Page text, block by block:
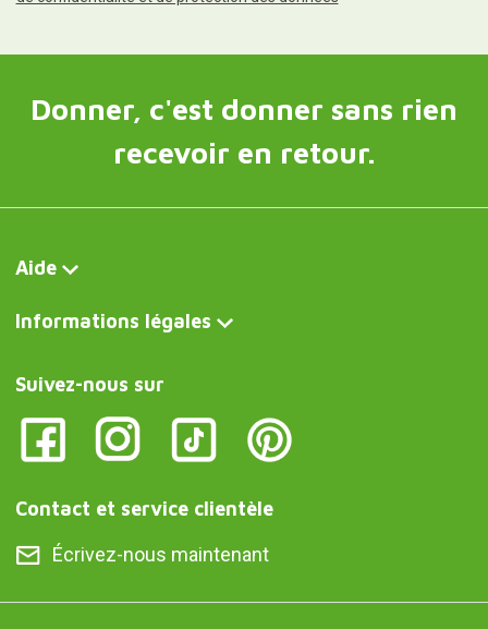
Donner, c'est donner sans rien
recevoir en retour.
Aide
Informations légales
Suivez-nous sur
Contact et service clientèle
Écrivez-nous maintenant